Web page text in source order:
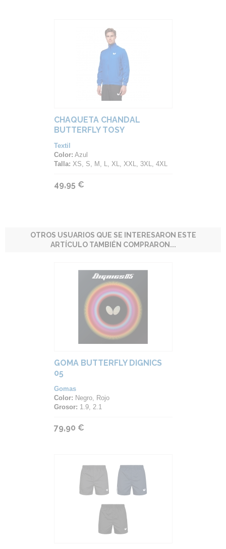
CHAQUETA CHANDAL
BUTTERFLY TOSY
Textil
Color: Azul
Talla: XS, S, M, L, XL, XXL, 3XL, 4XL
49,95 €
OTROS USUARIOS QUE SE INTERESARON ESTE
ARTÍCULO TAMBIÉN COMPRARON...
GOMA BUTTERFLY DIGNICS
05
Gomas
Color: Negro, Rojo
Grosor: 1.9, 2.1
79,90 €